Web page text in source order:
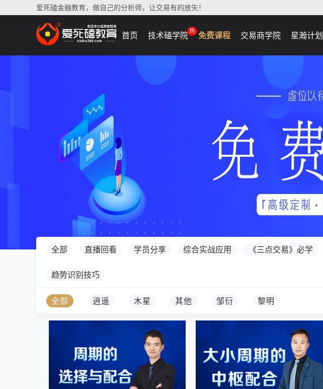
爱死磕金融教育，做自己的分析师，让交易有的放矢！
首页 技术磕学院热 免费课程 交易商学院 星瀚计划
全部 直播回看 学员分享 综合实战应用 《三点交易》必学
趋势识别技巧
全部 逍遥 木星 其他 邹衍 黎明